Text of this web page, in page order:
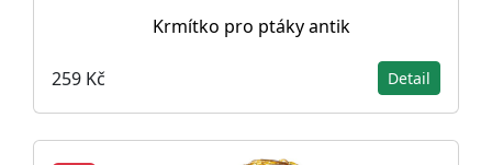
Krmítko pro ptáky antik
259 Kč Detail